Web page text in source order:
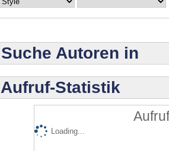
Suche Autoren in
Aufruf-Statistik
Loading...